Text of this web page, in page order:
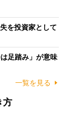
を投資家として
足踏み」が意味
一覧を見る
方